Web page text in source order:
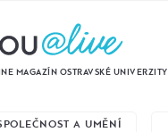
MAGAZÍN OSTRAVSKÉ UNIVERZITY
A UMĚNÍ